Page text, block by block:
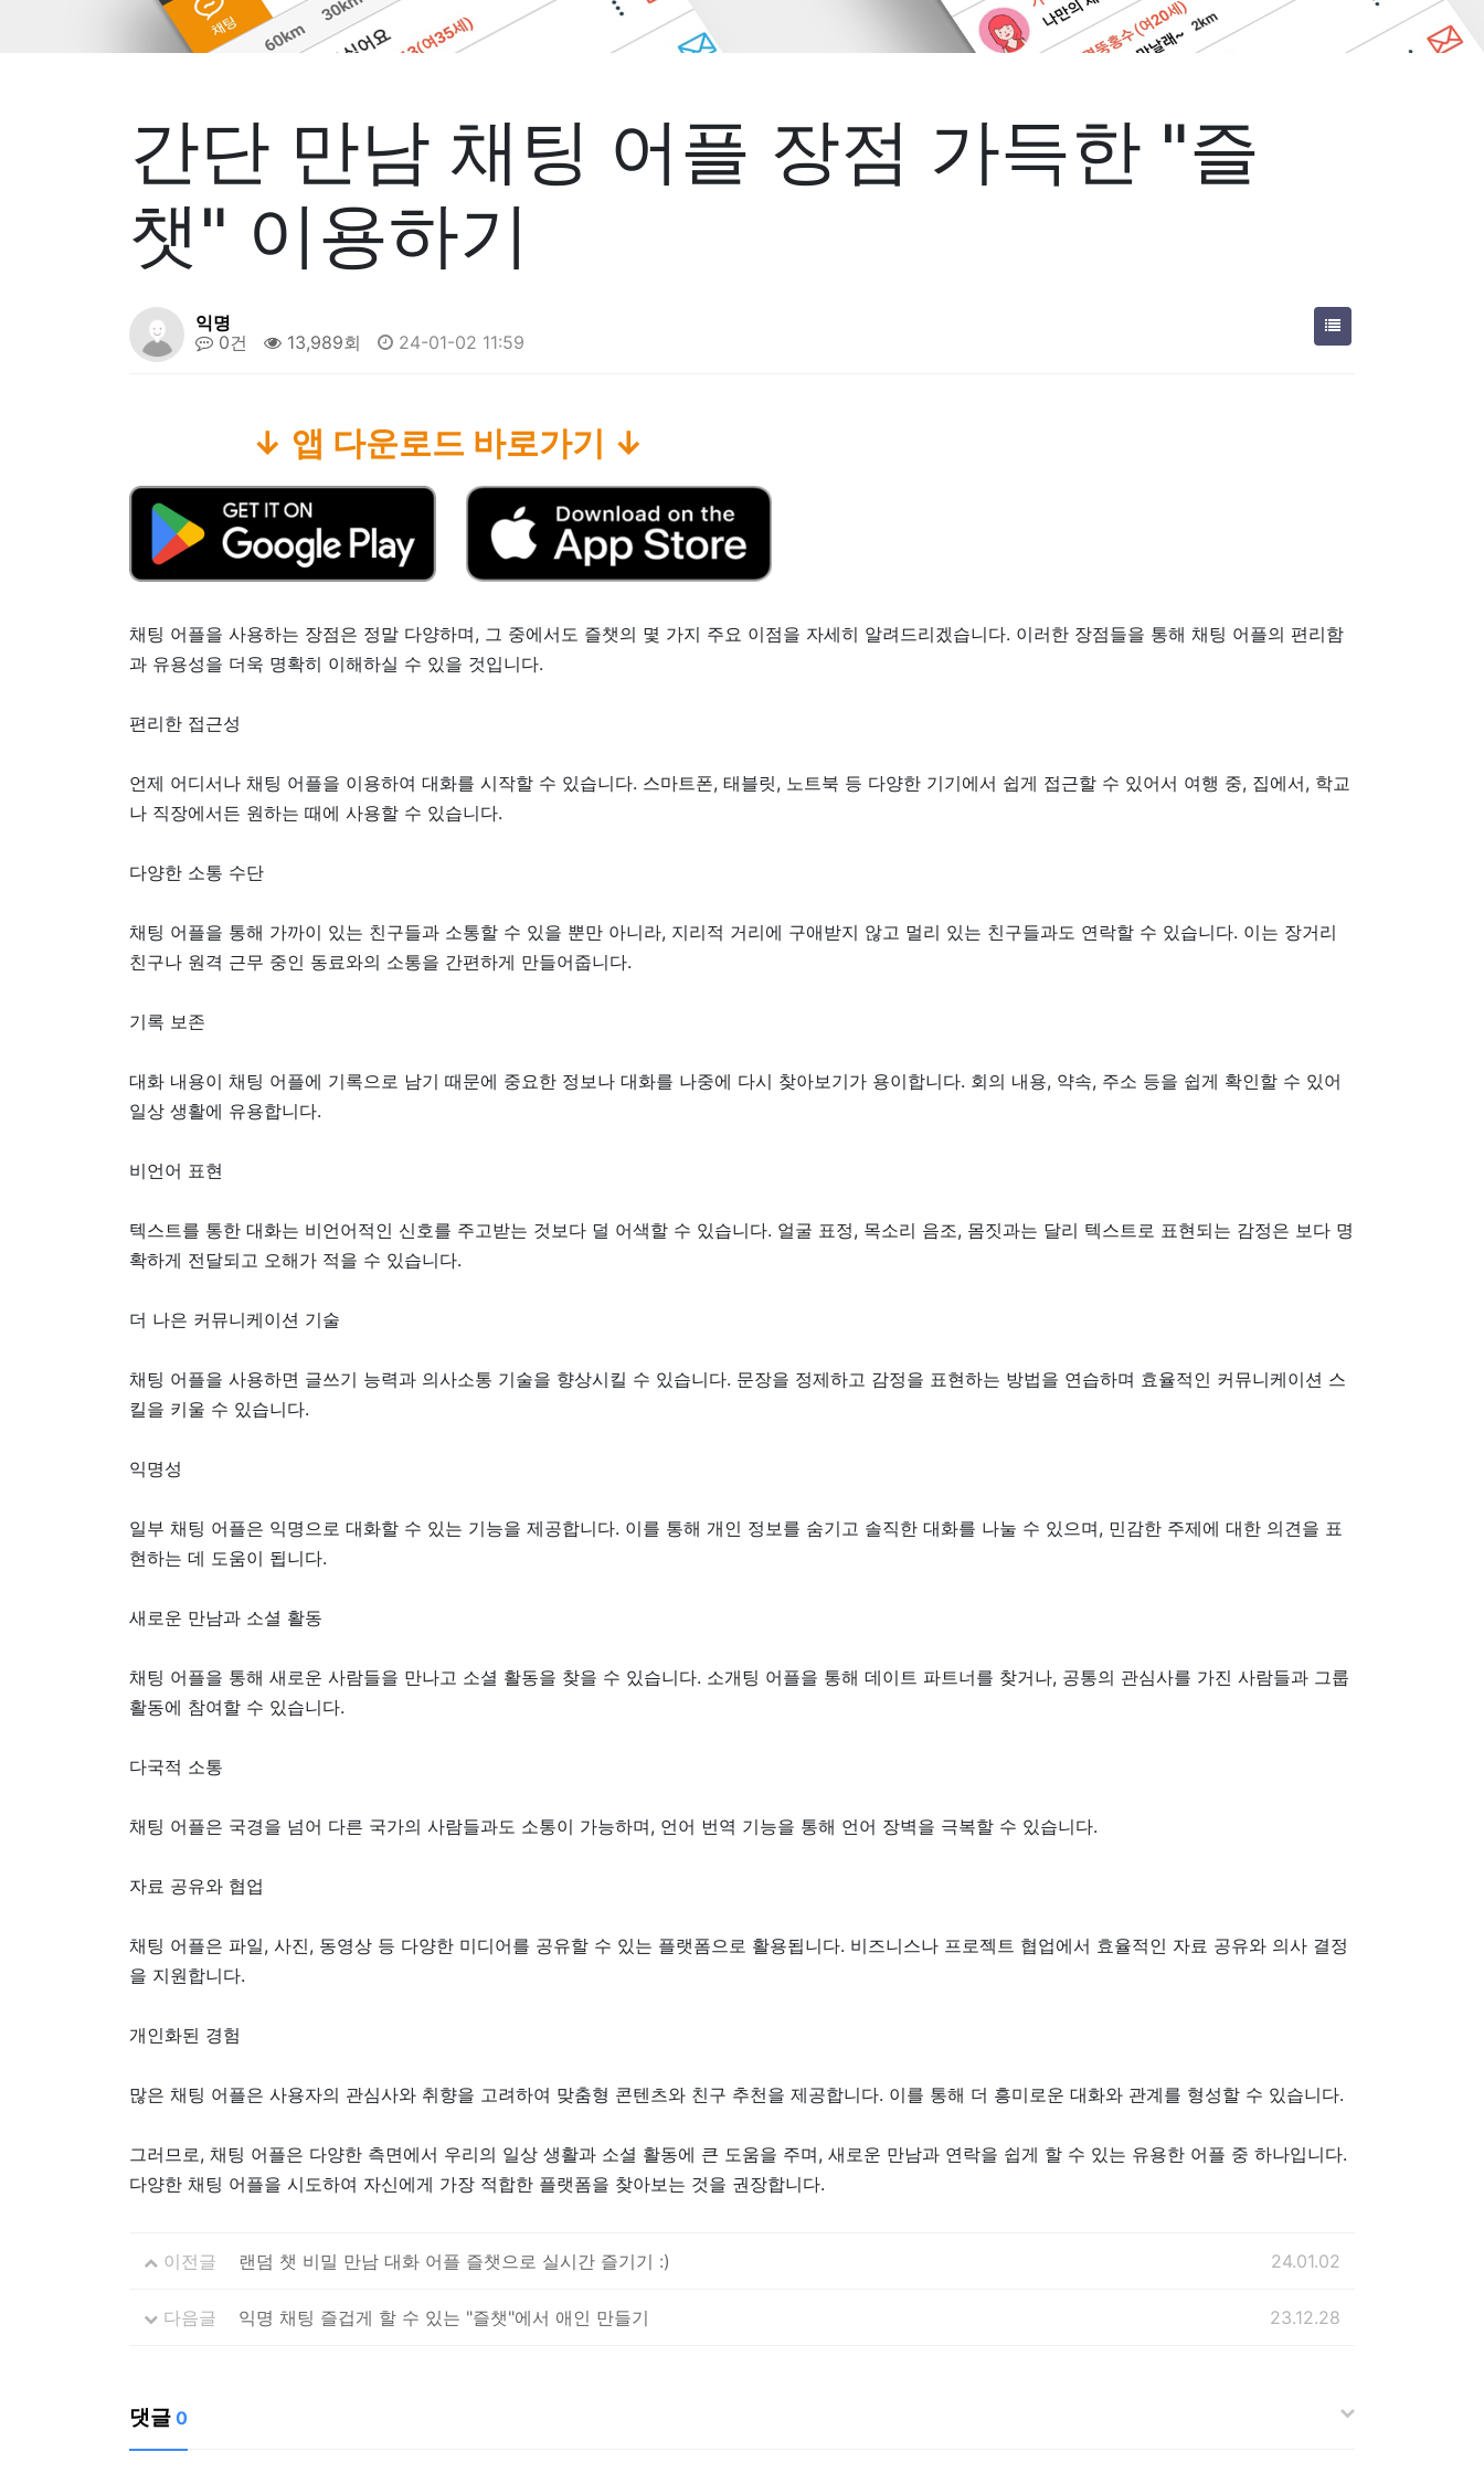
간단 만남 채팅 어플 장점 가득한 "즐
챗" 이용하기
익명
0건
13,989회 24-01-02 11:59
↓ 앱 다운로드 바로가기 ↓
채팅 어플을 사용하는 장점은 정말 다양하며, 그 중에서도 즐챗의 몇 가지 주요 이점을 자세히 알려드리겠습니다. 이러한 장점들을 통해 채팅 어플의 편리함
과 유용성을 더욱 명확히 이해하실 수 있을 것입니다.
편리한 접근성
언제 어디서나 채팅 어플을 이용하여 대화를 시작할 수 있습니다. 스마트폰, 태블릿, 노트북 등 다양한 기기에서 쉽게 접근할 수 있어서 여행 중, 집에서, 학교
나 직장에서든 원하는 때에 사용할 수 있습니다.
다양한 소통 수단
채팅 어플을 통해 가까이 있는 친구들과 소통할 수 있을 뿐만 아니라, 지리적 거리에 구애받지 않고 멀리 있는 친구들과도 연락할 수 있습니다. 이는 장거리
친구나 원격 근무 중인 동료와의 소통을 간편하게 만들어줍니다.
기록 보존
대화 내용이 채팅 어플에 기록으로 남기 때문에 중요한 정보나 대화를 나중에 다시 찾아보기가 용이합니다. 회의 내용, 약속, 주소 등을 쉽게 확인할 수 있어
일상 생활에 유용합니다.
비언어 표현
텍스트를 통한 대화는 비언어적인 신호를 주고받는 것보다 덜 어색할 수 있습니다. 얼굴 표정, 목소리 음조, 몸짓과는 달리 텍스트로 표현되는 감정은 보다 명
확하게 전달되고 오해가 적을 수 있습니다.
더 나은 커뮤니케이션 기술
채팅 어플을 사용하면 글쓰기 능력과 의사소통 기술을 향상시킬 수 있습니다. 문장을 정제하고 감정을 표현하는 방법을 연습하며 효율적인 커뮤니케이션 스
킬을 키울 수 있습니다.
익명성
일부 채팅 어플은 익명으로 대화할 수 있는 기능을 제공합니다. 이를 통해 개인 정보를 숨기고 솔직한 대화를 나눌 수 있으며, 민감한 주제에 대한 의견을 표
현하는 데 도움이 됩니다.
새로운 만남과 소셜 활동
채팅 어플을 통해 새로운 사람들을 만나고 소셜 활동을 찾을 수 있습니다. 소개팅 어플을 통해 데이트 파트너를 찾거나, 공통의 관심사를 가진 사람들과 그룹
활동에 참여할 수 있습니다.
다국적 소통
채팅 어플은 국경을 넘어 다른 국가의 사람들과도 소통이 가능하며, 언어 번역 기능을 통해 언어 장벽을 극복할 수 있습니다.
자료 공유와 협업
채팅 어플은 파일, 사진, 동영상 등 다양한 미디어를 공유할 수 있는 플랫폼으로 활용됩니다. 비즈니스나 프로젝트 협업에서 효율적인 자료 공유와 의사 결정
을 지원합니다.
개인화된 경험
많은 채팅 어플은 사용자의 관심사와 취향을 고려하여 맞춤형 콘텐츠와 친구 추천을 제공합니다. 이를 통해 더 흥미로운 대화와 관계를 형성할 수 있습니다.
그러므로, 채팅 어플은 다양한 측면에서 우리의 일상 생활과 소셜 활동에 큰 도움을 주며, 새로운 만남과 연락을 쉽게 할 수 있는 유용한 어플 중 하나입니다.
다양한 채팅 어플을 시도하여 자신에게 가장 적합한 플랫폼을 찾아보는 것을 권장합니다.
이전글 랜덤 챗 비밀 만남 대화 어플 즐챗으로 실시간 즐기기 :) 24.01.02
다음글 익명 채팅 즐겁게 할 수 있는 "즐챗"에서 애인 만들기 23.12.28
댓글 0